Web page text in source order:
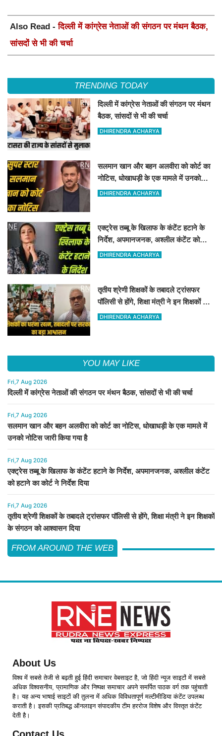
Also Read -दिल्ली में कांग्रेस नेताओं की संगठन पर मंथन बैठक,
सांसदों से भी की चर्चा
TRENDING TODAY
दिल्ली में कांग्रेस नेताओं की संगठन पर मंथन
बैठक, सांसदों से भी की चर्चा
DHIRENDRA ACHARYA
सलमान खान और बहन अलवीरा को कोर्ट का
नोटिस, धोखाधड़ी के एक मामले में उनको
नोटिस जारी किया गया है
DHIRENDRA ACHARYA
एक्ट्रेस तब्बू के खिलाफ के कंटेंट हटाने के
निर्देश, अपमानजनक, अश्लील कंटेंट को
हटाने का कोर्ट ने निर्देश दिया
DHIRENDRA ACHARYA
तृतीय श्रेणी शिक्षकों के तबादले ट्रांसफर
पॉलिसी से होंगे, शिक्षा मंत्री ने इन शिक्षकों के
संगठन को आश्वासन दिया
DHIRENDRA ACHARYA
YOU MAY LIKE
Fri,7 Aug 2026
दिल्ली में कांग्रेस नेताओं की संगठन पर मंथन बैठक, सांसदों से भी की चर्चा
Fri,7 Aug 2026
सलमान खान और बहन अलवीरा को कोर्ट का नोटिस, धोखाधड़ी के एक मामले में
उनको नोटिस जारी किया गया है
Fri,7 Aug 2026
एक्ट्रेस तब्बू के खिलाफ के कंटेंट हटाने के निर्देश, अपमानजनक, अश्लील कंटेंट
को हटाने का कोर्ट ने निर्देश दिया
Fri,7 Aug 2026
तृतीय श्रेणी शिक्षकों के तबादले ट्रांसफर पॉलिसी से होंगे, शिक्षा मंत्री ने इन शिक्षकों
के संगठन को आश्वासन दिया
FROM AROUND THE WEB
About Us
विश्व में सबसे तेजी से बढ़ती हुई हिंदी समाचार वेबसाइट है, जो हिंदी न्यूज साइटों में सबसे
अधिक विश्वसनीय, प्रामाणिक और निष्पक्ष समाचार अपने समर्पित पाठक वर्ग तक पहुंचाती
है। यह अन्य भाषाई साइटों की तुलना में अधिक विविधतापूर्ण मल्टीमीडिया कंटेंट उपलब्ध
कराती है। इसकी प्रतिबद्ध ऑनलाइन संपादकीय टीम हररोज विशेष और विस्तृत कंटेंट
देती है।